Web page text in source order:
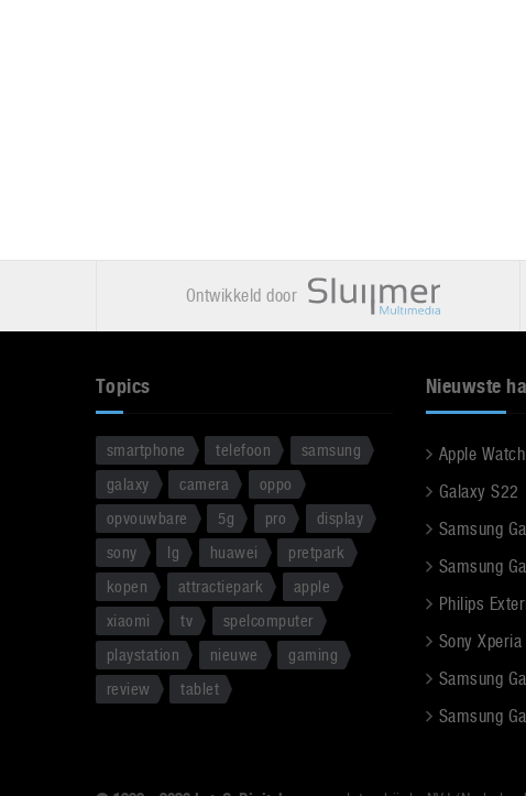
Ontwikkeld door
Topics
smartphone telefoon
samsung
galaxy
camera
oppo
opvouwbare
5g pro
display
sony
lg huawei
pretpark
kopen
attractiepark
apple
xiaomi
tv
spelcomputer
playstation
nieuwe
gaming
review
tablet
Nieuwste
Apple
Galaxy S22
Samsung
Samsung
Philips
Sony
Samsung
Samsung